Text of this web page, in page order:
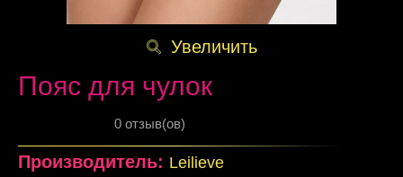
Увеличить
Пояс для чулок
0 отзыв(ов)
Производитель: Leilieve